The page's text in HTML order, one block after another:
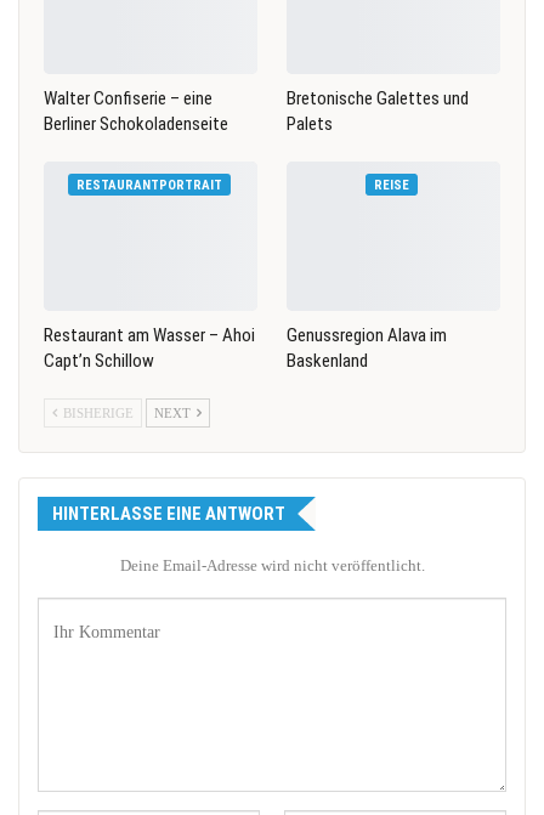
Walter Confiserie – eine
Berliner Schokoladenseite
Bretonische Galettes und
Palets
RESTAURANTPORTRAIT
Restaurant am Wasser – Ahoi
Capt’n Schillow
REISE
Genussregion Alava im
Baskenland
BISHERIGE NEXT
HINTERLASSE EINE ANTWORT
Deine Email-Adresse wird nicht veröffentlicht.